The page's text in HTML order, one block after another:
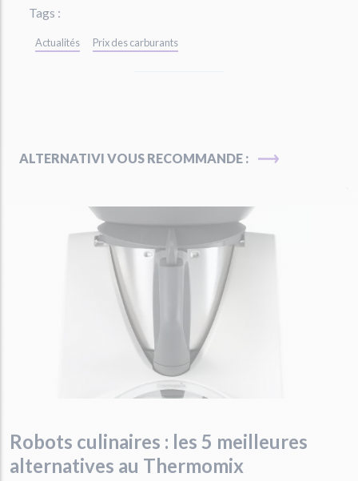
Tags :
Actualités Prix des carburants
ALTERNATIVI VOUS RECOMMANDE :
Robots culinaires : les 5 meilleures
alternatives au Thermomix